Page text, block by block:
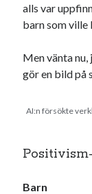
alls var
barn som ville
Men vänta
gör en bild på
AI:n försökte
Barn